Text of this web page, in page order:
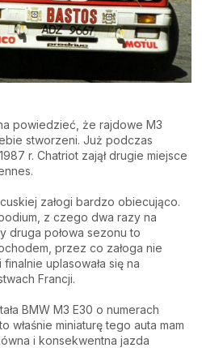
powiedzieć, że rajdowe M3
stworzeni. Już podczas
r. Chatriot zajął drugie miejsce
załogi bardzo obiecująco.
z czego dwa razy na
druga połowa sezonu to
przez co załoga nie
uplasowała się na
Francji.
BMW M3 E30 o numerach
właśnie miniaturę tego auta mam
i konsekwentna jazda